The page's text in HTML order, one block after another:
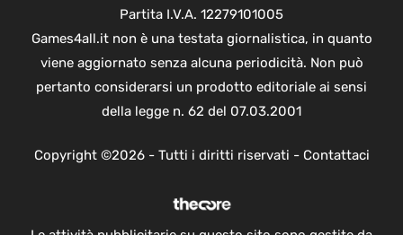
Partita I.V.A. 12279101005
Games4all.it non è una testata giornalistica, in quanto
viene aggiornato senza alcuna periodicità. Non può
pertanto considerarsi un prodotto editoriale ai sensi
della legge n. 62 del 07.03.2001
Copyright ©2026 - Tutti i diritti riservati - Contattaci